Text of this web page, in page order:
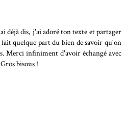
déjà dis, j'ai adoré ton texte et partager
quelque part du bien de savoir qu'on
Merci infiniment d'avoir échangé avec
bisous !